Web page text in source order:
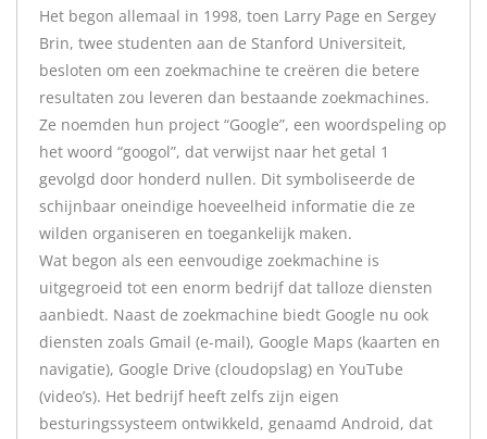
Het begon allemaal in 1998, toen Larry Page en Sergey
Brin, twee studenten aan de Stanford Universiteit,
besloten om een zoekmachine te creëren die betere
resultaten zou leveren dan bestaande zoekmachines.
Ze noemden hun project “Google”, een woordspeling op
het woord “googol”, dat verwijst naar het getal 1
gevolgd door honderd nullen. Dit symboliseerde de
schijnbaar oneindige hoeveelheid informatie die ze
wilden organiseren en toegankelijk maken.
Wat begon als een eenvoudige zoekmachine is
uitgegroeid tot een enorm bedrijf dat talloze diensten
aanbiedt. Naast de zoekmachine biedt Google nu ook
diensten zoals Gmail (e-mail), Google Maps (kaarten en
navigatie), Google Drive (cloudopslag) en YouTube
(video’s). Het bedrijf heeft zelfs zijn eigen
besturingssysteem ontwikkeld, genaamd Android, dat